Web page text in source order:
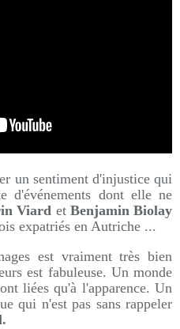
un sentiment d'injustice qui
d'événements dont elle ne
Viard et Benjamin Biolay
expatriés en Autriche ...
est vraiment très bien
est fabuleuse. Un monde
liées qu'à l'apparence. Un
qui n'est pas sans rappeler